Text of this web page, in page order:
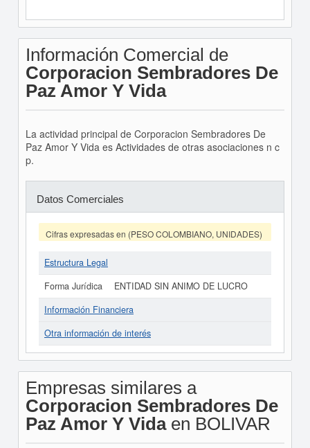
Información Comercial de
Corporacion Sembradores De
Paz Amor Y Vida
La actividad principal de Corporacion Sembradores De
Paz Amor Y Vida es Actividades de otras asociaciones n c
p.
Datos Comerciales
Cifras expresadas en (PESO COLOMBIANO, UNIDADES)
Estructura Legal
Forma Jurídica
ENTIDAD SIN ANIMO DE LUCRO
Información Financiera
Otra información de interés
Empresas similares a
Corporacion Sembradores De
Paz Amor Y Vidaen BOLIVAR